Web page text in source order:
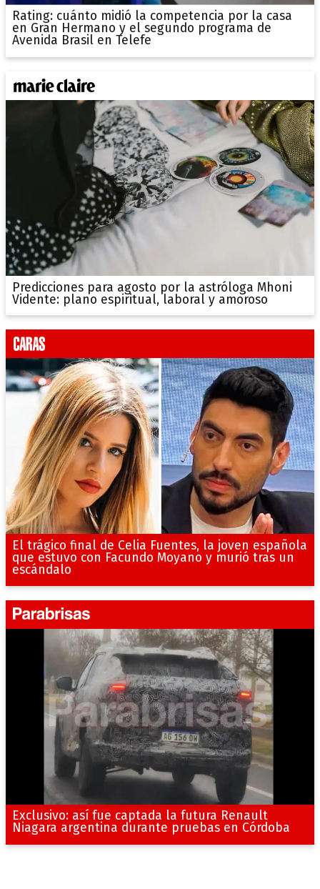
Rating: cuánto midió la competencia por la casa
en Gran Hermano y el segundo programa de
Avenida Brasil en Telefe
Predicciones para agosto por la astróloga Mhoni
Vidente: plano espiritual, laboral y amoroso
El trágico final de Celia Fuentes, la joven española
que estuvo con Facundo Moyano y murió tras un
escándalo
Exclusivo: así fue captada la futura Renault
Niagara argentina durante pruebas en Córdoba